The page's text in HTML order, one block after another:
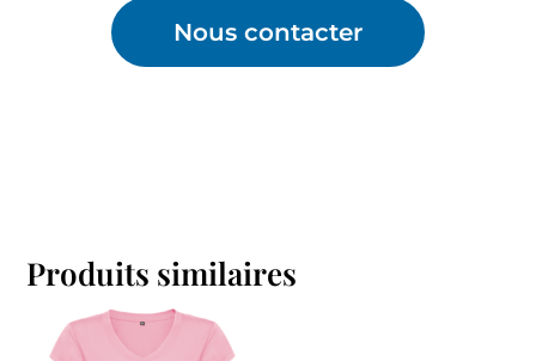
Nous contacter
Produits similaires